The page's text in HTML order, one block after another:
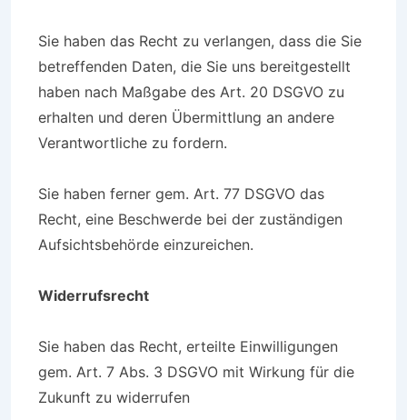
Sie haben das Recht zu verlangen, dass die Sie
betreffenden Daten, die Sie uns bereitgestellt
haben nach Maßgabe des Art. 20 DSGVO zu
erhalten und deren Übermittlung an andere
Verantwortliche zu fordern.
Sie haben ferner gem. Art. 77 DSGVO das
Recht, eine Beschwerde bei der zuständigen
Aufsichtsbehörde einzureichen.
Widerrufsrecht
Sie haben das Recht, erteilte Einwilligungen
gem. Art. 7 Abs. 3 DSGVO mit Wirkung für die
Zukunft zu widerrufen